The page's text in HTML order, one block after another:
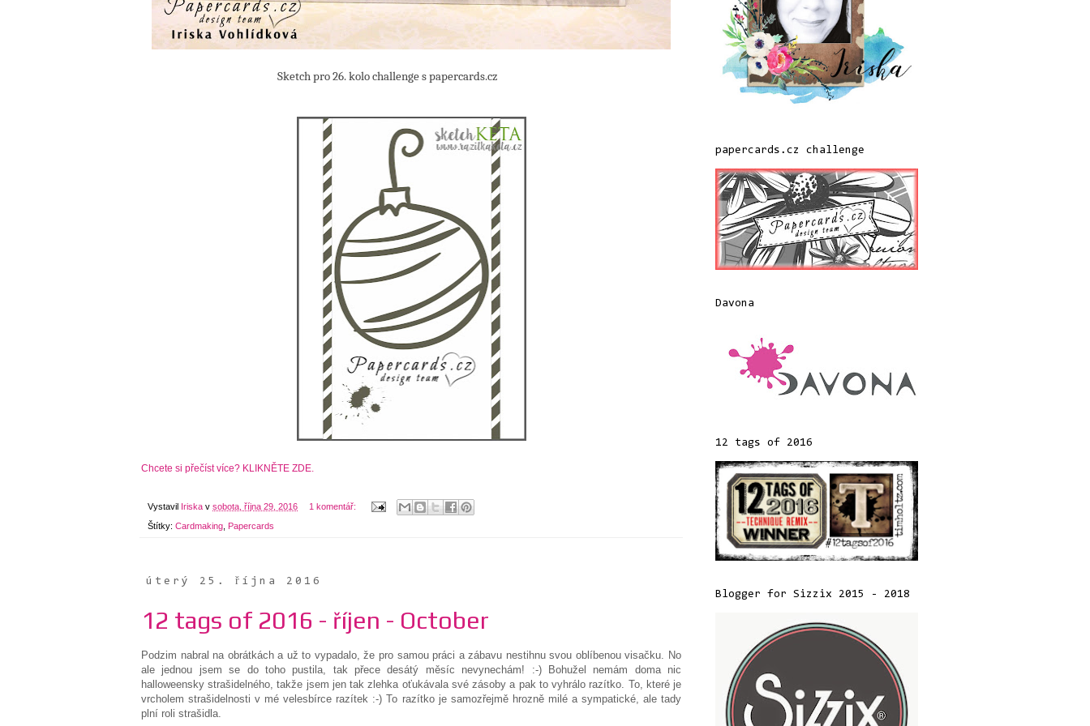
Sketch pro 26. kolo challenge s papercards.cz
Chcete si přečíst více? KLIKNĚTE ZDE.
Vystavil Iriska v sobota, října 29, 2016 1 komentář:
Štítky: Cardmaking Papercards
úterý 25. října 2016
12 tags of 2016 - říjen - October
Podzim nabral na obrátkách a už to vypadalo, že pro samou práci a zábavu nestihnu svou oblíbenou visačku. No
ale jednou jsem se do toho pustila, tak přece desátý měsíc nevynechám! :-) Bohužel nemám doma nic
halloweensky strašidelného, takže jsem jen tak zlehka oťukávala své zásoby a pak to vyhrálo razítko. To, které je
vrcholem strašidelnosti v mé velesbírce razítek :-) To razítko je samozřejmě hrozně milé a sympatické, ale tady
plní roli strašidla.
papercards.cz challenge
Davona
12 tags of 2016
Blogger for Sizzix 2015 - 2018